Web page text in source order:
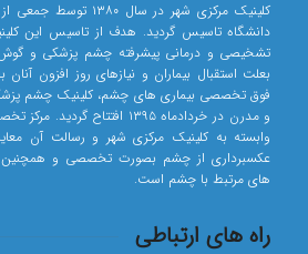
کلینیک مرکزی شهر در
دانشگاه تاسیس گردید. هدف از تاسیس این
تشخیصی و درمانی پیشرفته چشم پزشکی و
بعلت استقبال بیماران و نیازهای روز افزون
فوق تخصصی بیماری های چشم، کلینیک چشم
و مدرن در خردادماه ۱۳۹۵
وابسته به کلینیک مرکزی شهر و رسالت آن
عکسبرداری از چشم بصورت تخصصی و همچنین
های مرتبط با چشم است.
راه های ارتباطی